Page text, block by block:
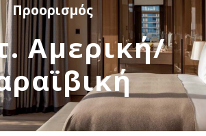
Προορισμός
Αμερική/